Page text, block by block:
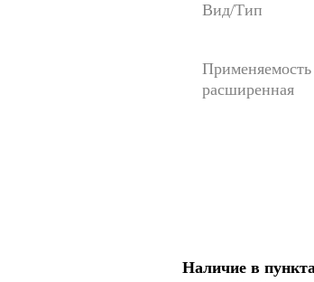
Вид/Тип
Применяемость
расширенная
Наличие в